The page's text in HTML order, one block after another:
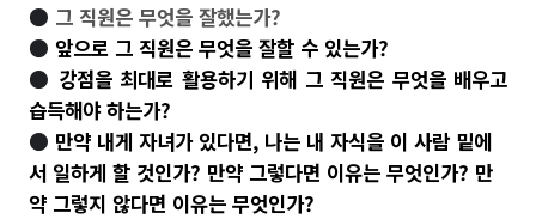
● 그 직원은 무엇을 잘했는가?
● 앞으로 그 직원은 무엇을 잘할 수 있는가?
● 강점을 최대로 활용하기 위해 그 직원은 무엇을 배우고
습득해야 하는가?
● 만약 내게 자녀가 있다면, 나는 내 자식을 이 사람 밑에
서 일하게 할 것인가? 만약 그렇다면 이유는 무엇인가? 만
약 그렇지 않다면 이유는 무엇인가?